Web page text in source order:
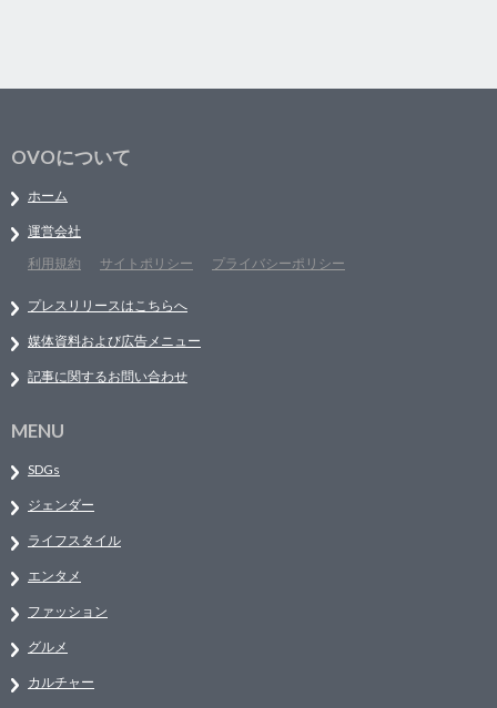
OVOについて
ホーム
運営会社
利用規約
サイトポリシー プライバシーポリシー
プレスリリースはこちらへ
媒体資料および広告メニュー
記事に関するお問い合わせ
MENU
SDGs
ジェンダー
ライフスタイル
エンタメ
ファッション
グルメ
カルチャー